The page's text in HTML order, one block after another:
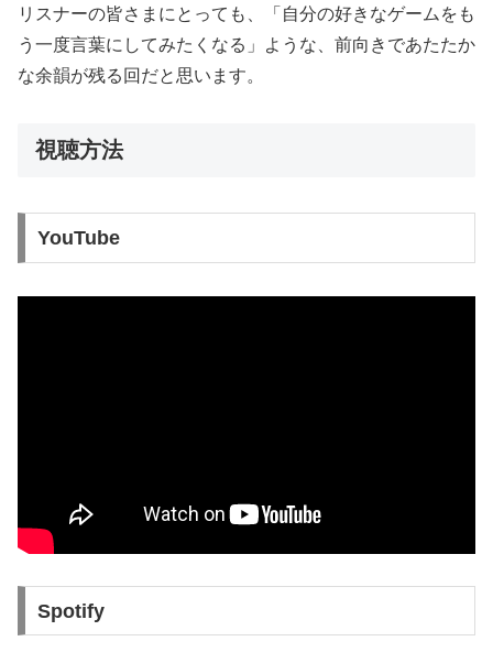
リスナーの皆さまにとっても、「自分の好きなゲームをも
う一度言葉にしてみたくなる」ような、前向きであたたか
な余韻が残る回だと思います。
視聴方法
YouTube
Spotify